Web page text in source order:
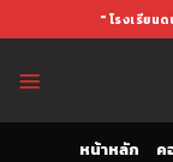
to
" โรงเรียน
หน้าหลัก ค